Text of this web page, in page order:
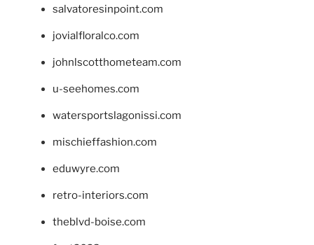
salvatoresinpoint.com
jovialfloralco.com
johnlscotthometeam.com
u-seehomes.com
watersportslagonissi.com
mischieffashion.com
eduwyre.com
retro-interiors.com
theblvd-boise.com